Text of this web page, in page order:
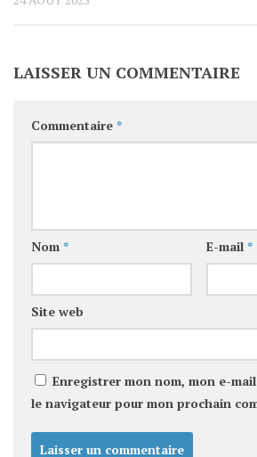
LAISSER UN COMMENTAIRE
Commentaire *
Nom * E-mail *
Site web
Enregistrer mon nom, mon e-
le navigateur pour mon prochain